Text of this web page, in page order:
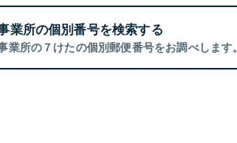
業所の個別番号を検索する
業所の７けたの個別郵便番号をお調べします。